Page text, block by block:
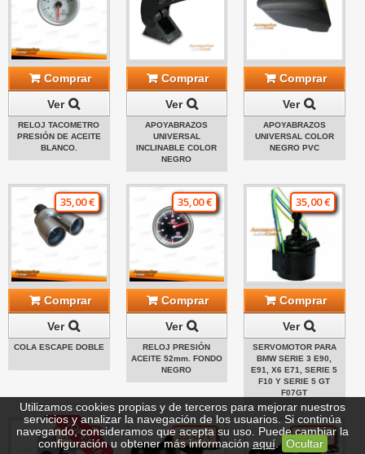
Comprar
Ver
RELOJ TACOMETRO
PRESIÓN DE ACEITE
BLANCO.
Comprar
Ver
APOYABRAZOS
UNIVERSAL
INCLINABLE COLOR
NEGRO
Comprar
Ver
APOYABRAZOS
UNIVERSAL COLOR
NEGRO PVC
35,00 €
Comprar
Ver
COLA ESCAPE DOBLE
35,00 €
Comprar
Ver
RELOJ PRESIÓN
ACEITE 52mm. FONDO
NEGRO
35,00 €
Comprar
Ver
SERVOMOTOR PARA
BMW SERIE 3 E90,
E91, X6 E71, SERIE 5
F10 Y SERIE 5 GT
F07GT
¡OFERTA!
35,00 € 35,00 € 35,00 €
Utilizamos cookies propias y de terceros para mejorar nuestros
servicios y analizar la navegación de los usuarios. Si continúa
navegando, consideramos que acepta su uso. Puede cambiar la
configuración u obtener más información aquí. Ocultar